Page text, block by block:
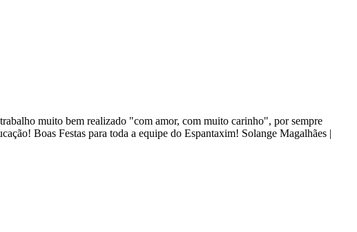
muito bem realizado "com amor, com muito carinho", por sempre
Boas Festas para toda a equipe do Espantaxim! Solange Magalhães |